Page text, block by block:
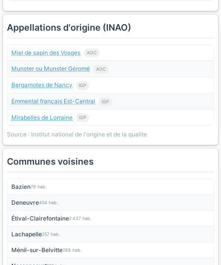
Appellations d'origine (INAO)
Miel de sapin des Vosges AOC
Munster ou Munster Géromé AOC
Bergamotes de Nancy IGP
Emmental français Est-Central IGP
Mirabelles de Lorraine IGP
Source : Institut national de l'origine et de la qualite
Communes voisines
Bazien79 hab.
Deneuvre454 hab.
Étival-Clairefontaine2 437 hab.
Lachapelle257 hab.
Ménil-sur-Belvitte288 hab.